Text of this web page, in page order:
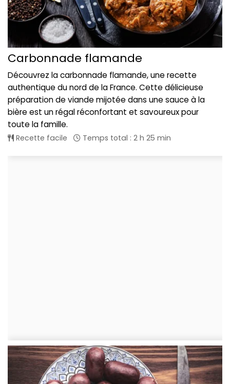
Carbonnade flamande
Découvrez la carbonnade flamande, une recette
authentique du nord de la France. Cette délicieuse
préparation de viande mijotée dans une sauce à la
bière est un régal réconfortant et savoureux pour
toute la famille.
Recette facile Temps total : 2 h 25 min